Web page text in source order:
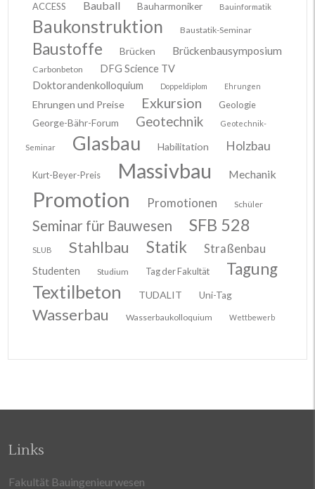
ACCESS Bauball Bauharmoniker Bauinformatik
Baukonstruktion Baustatik-Seminar
Baustoffe Brücken Brückenbausymposium
Carbonbeton
DFG Science TV
Doktorandenkolloquium
Doppeldiplom Ehrungen
Ehrungen und Preise Exkursion
Geologie
George-Bähr-Forum
Geotechnik Geotechnik-
Seminar Glasbau Habilitation Holzbau
Kurt-Beyer-Preis Massivbau Mechanik
Promotion Promotionen Schüler
Seminar für Bauwesen SFB 528
SLUB Stahlbau Statik Straßenbau
Studenten Studium Tag der Fakultät Tagung
Textilbeton TUDALIT Uni-Tag
Wasserbau Wasserbaukolloquium Wettbewerb
Links
Fakultät Bauingenieurwesen